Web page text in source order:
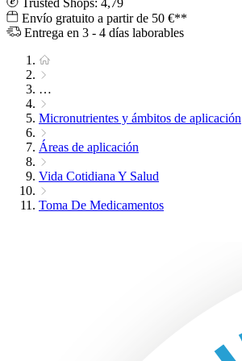
Trusted Shops: 4,79
Envío gratuito a partir de 50 €**
Entrega en 3 - 4 días laborables
…
Micronutrientes y ámbitos de aplicación
Áreas de aplicación
Vida Cotidiana Y Salud
Toma De Medicamentos